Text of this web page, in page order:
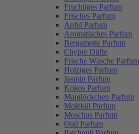
Fruchtiges Parfum
Frisches Parfum
Apfel Parfum
Aromatisches Parfum
Bergamotte Parfum
Chypre Düfte
Frische Wäsche Parfum
Holziges Parfum
Jasmin Parfum
Kokos Parfum
Maiglöckchen Parfum
Molekül Parfum
Moschus Parfum
Oud Parfum